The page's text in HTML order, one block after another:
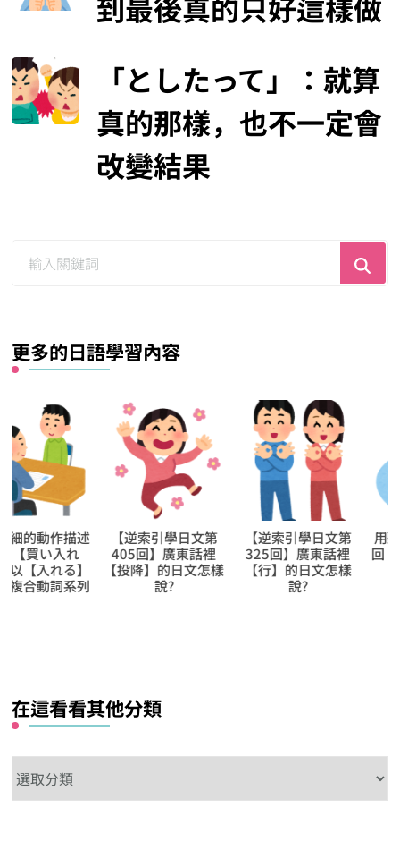
「としたって」：就算
真的那樣，也不一定會
改變結果
更多的日語學習內容
【逆索引學日文第
405回】廣東話裡
【投降】的日文怎樣
說?
【逆索引學日文第
325回】廣東話裡
【行】的日文怎樣
用聽解聽熟日語第7
回【一回生二回熟】
的日常表現
在這看看其他分類
這